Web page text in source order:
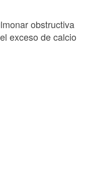
obstructiva
exceso de calcio